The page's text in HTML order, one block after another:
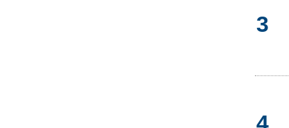
3
4